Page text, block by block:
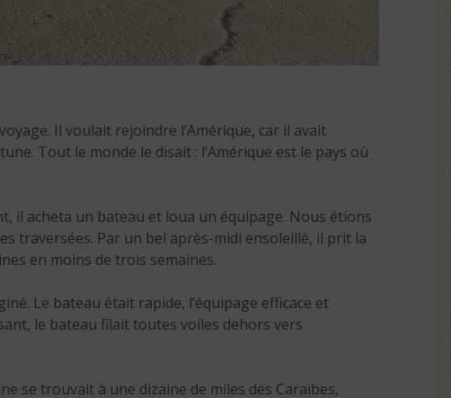
Il voulait rejoindre l’Amérique, car il avait
Tout le monde le disait : l’Amérique est le pays où
il acheta un bateau et loua un équipage. Nous étions
traversées. Par un bel après-midi ensoleillé, il prit la
en moins de trois semaines.
Le bateau était rapide, l’équipage efficace et
le bateau filait toutes voiles dehors vers
se trouvait à une dizaine de miles des Caraïbes,
La peur de la mort :
apprivoiser l’angoisse